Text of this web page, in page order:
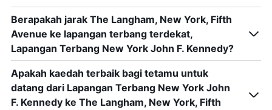
Berapakah jarak The Langham, New York, Fifth
Avenue ke lapangan terbang terdekat,
Lapangan Terbang New York John F. Kennedy?
Apakah kaedah terbaik bagi tetamu untuk
datang dari Lapangan Terbang New York John
F. Kennedy ke The Langham, New York, Fifth